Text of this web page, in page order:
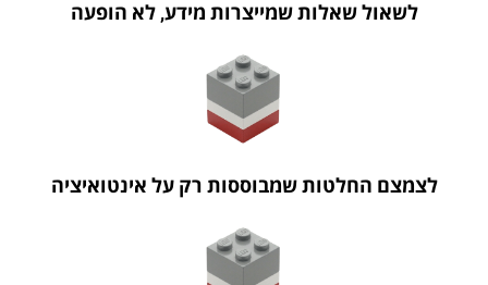
לשאול שאלות שמייצרות מידע, לא הופעה
לצמצם החלטות שמבוססות רק על אינטואיציה